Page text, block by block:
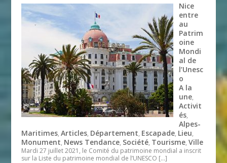
Nice
entre
au
Patrim
oine
Mondi
al de
l’Unesc
o
A la
une,
Activit
és,
Alpes-
Maritimes,Articles, Département, Escapade, Lieu,
Monument, News Tendance, Société, Tourisme,Ville
Mardi 27 juillet 2021, le Comité du patrimoine mondial a inscrit
sur la Liste du patrimoine mondial de l’UNESCO […]